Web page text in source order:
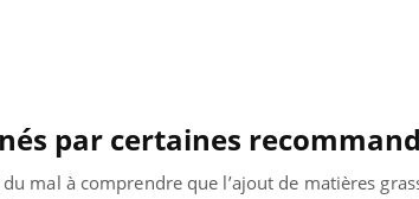
par certaines
mal à comprendre que l’ajout de matières